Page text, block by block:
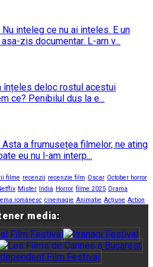
inteleg ce nu ai inteles. E un
zis documentar. L-am v...
înțeles deloc rostul acestui
ce? Penibilul dus la e...
a frumusețea filmelor, ne ating
eu nu l-am interp...
filme recenzii recenzie film Oscar October horror
Mister India Horror filme 2025 Drama
românesc cinemagie Animatie Acțiune Action
media: